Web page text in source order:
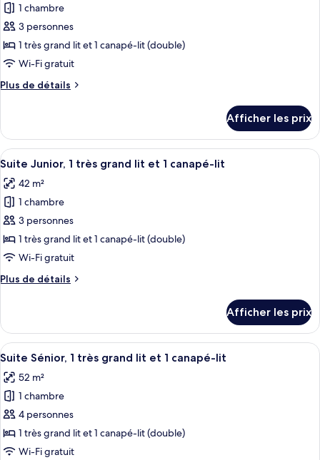
photos
pour
ce
type
chambre :
très
grand
lit
et
1
canapé-
lit
1 chambre
3 personnes
1 très grand lit et 1 canapé-lit (double)
Wi-Fi gratuit
Plus de détails
Plus
Chambre
exécutive,
1
grand
lit
et
canapé-
lit
Afficher les prix
Afficher
toutes
les
photos
pour
ce
type
chambre :
très
grand
lit
et
1
canapé-
lit
Une chambre d’hôtel avec un
5
Suite Junior, 1 très grand lit et 1 canapé-lit
42 m²
1 chambre
3 personnes
1 très grand lit et 1 canapé-lit (double)
Wi-Fi gratuit
Plus de détails
Plus
Suite
Junior,
1
grand
lit
et
canapé-
lit
Afficher les prix
Afficher
toutes
les
photos
pour
ce
type
Une chambre d’hôtel avec un
8
Suite Sénior, 1 très grand lit et 1 canapé-lit
52 m²
1 chambre
4 personnes
1 très grand lit et 1 canapé-lit (double)
Wi-Fi gratuit